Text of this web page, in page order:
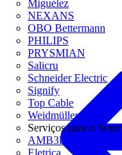
Miguélez
NEXANS
OBO Bettermann
PHILIPS
PRYSMIAN
Salicru
Schneider Electric
Signify
Top Cable
Weidmüller
Serviços para o Setor
AMB3E
Eletrica